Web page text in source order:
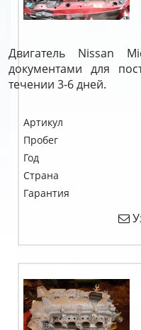
Двигатель Nissan
документами для
течении 3-6 дней.
Артикул
Пробег
Год
Страна
Гарантия